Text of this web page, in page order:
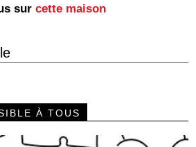
surcette maison
À TOUS